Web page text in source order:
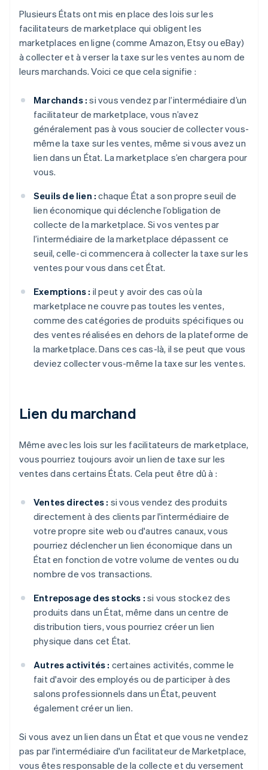
Plusieurs États ont mis en place des lois sur les
facilitateurs de marketplace qui obligent les
marketplaces en ligne (comme Amazon, Etsy ou eBay)
à collecter et à verser la taxe sur les ventes au nom de
leurs marchands. Voici ce que cela signifie :
Marchands : si vous vendez par l’intermédiaire d’un
facilitateur de marketplace, vous n’avez
généralement pas à vous soucier de collecter vous-
même la taxe sur les ventes, même si vous avez un
lien dans un État. La marketplace s’en chargera pour
vous.
Seuils de lien : chaque État a son propre seuil de
lien économique qui déclenche l’obligation de
collecte de la marketplace. Si vos ventes par
l’intermédiaire de la marketplace dépassent ce
seuil, celle-ci commencera à collecter la taxe sur les
ventes pour vous dans cet État.
Exemptions : il peut y avoir des cas où la
marketplace ne couvre pas toutes les ventes,
comme des catégories de produits spécifiques ou
des ventes réalisées en dehors de la plateforme de
la marketplace. Dans ces cas-là, il se peut que vous
deviez collecter vous-même la taxe sur les ventes.
Lien du marchand
Même avec les lois sur les facilitateurs de marketplace,
vous pourriez toujours avoir un lien de taxe sur les
ventes dans certains États. Cela peut être dû à :
Ventes directes : si vous vendez des produits
directement à des clients par l'intermédiaire de
votre propre site web ou d'autres canaux, vous
pourriez déclencher un lien économique dans un
État en fonction de votre volume de ventes ou du
nombre de vos transactions.
Entreposage des stocks : si vous stockez des
produits dans un État, même dans un centre de
distribution tiers, vous pourriez créer un lien
physique dans cet État.
Autres activités : certaines activités, comme le
fait d'avoir des employés ou de participer à des
salons professionnels dans un État, peuvent
également créer un lien.
Si vous avez un lien dans un État et que vous ne vendez
pas par l'intermédiaire d'un facilitateur de Marketplace,
vous êtes responsable de la collecte et du versement